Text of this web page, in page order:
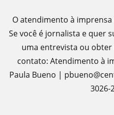
O atendimento à
Se você é jornalista e quer
uma entrevista ou
contato: Atendimento à
Paula Bueno |
3026-